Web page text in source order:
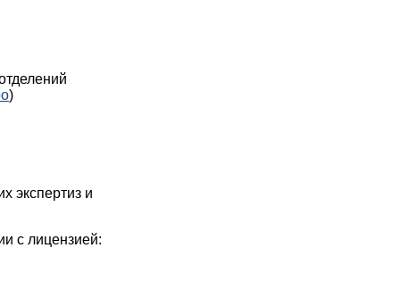
)
экспертиз и
с лицензией: